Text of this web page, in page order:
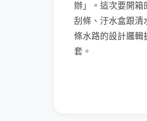
辦」。這次要開
刮條、汙水盒跟清
條水路的設計邏輯
套。